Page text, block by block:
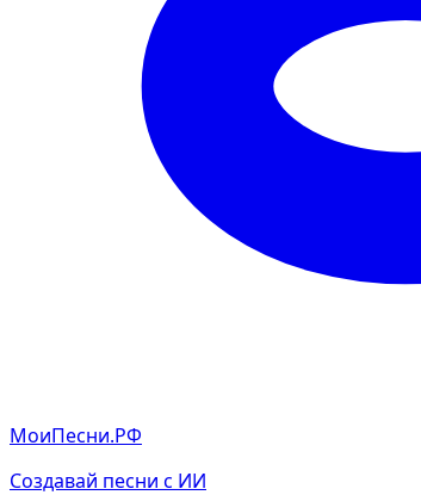
МоиПесни.РФ
Создавай песни с ИИ